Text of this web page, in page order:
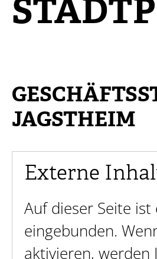
JAGSTHEIM
Externe
Auf dieser Seite ist
eingebunden.
aktivieren, werden